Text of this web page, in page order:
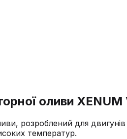
оливи XENUM
розроблений для двигунів
температур.